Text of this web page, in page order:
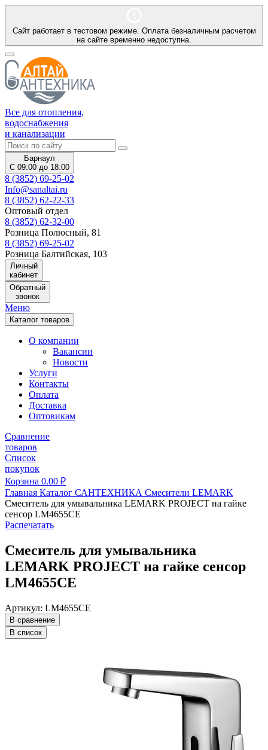
Сайт работает в тестовом режиме. Оплата безналичным расчетом
на сайте временно недоступна.
Все для отопления,
водоснабжения
и канализации
Барнаул
С 09:00 до 18:00
8 (3852) 69-25-02
Info@sanaltai.ru
8 (3852) 62-22-33
Оптовый отдел
8 (3852) 62-32-00
Розница Полюсный, 81
8 (3852) 69-25-02
Розница Балтийская, 103
Личный
кабинет
Обратный
звонок
Меню
Каталог товаров
О компании
Вакансии
Новости
Услуги
Контакты
Оплата
Доставка
Оптовикам
Сравнение
товаров
Список
покупок
Корзина 0.00 ₽
Главная Каталог САНТЕХНИКА Смесители LEMARK
Смеситель для умывальника LEMARK PROJECT на гайке
сенсор LM4655CE
Распечатать
Смеситель для умывальника
LEMARK PROJECT на гайке сенсор
LM4655CE
Артикул: LM4655CE
В сравнение
В список